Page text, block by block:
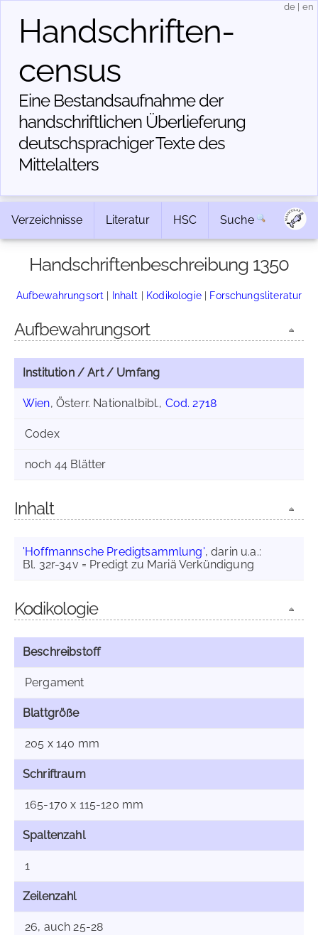
Handschriften­
census
Eine Bestandsaufnahme der
handschriftlichen Über­lieferung
deutschsprachiger Texte des
Mittelalters
de en
Verzeichnisse Literatur HSC Suche
Handschriftenbeschreibung 1350
Aufbewahrungsort | Inhalt | Kodikologie| Forschungsliteratur
Aufbewahrungsort
Institution / Art / Umfang
Wien, Österr. Nationalbibl., Cod. 2718
Codex
noch 44 Blätter
Inhalt
'Hoffmannsche Predigtsammlung', darin u.a.:
Bl. 32r-34v = Predigt zu Mariä Verkündigung
Kodikologie
Beschreibstoff
Pergament
Blattgröße
205 x 140 mm
Schriftraum
165-170 x 115-120 mm
Spaltenzahl
1
Zeilenzahl
26, auch 25-28